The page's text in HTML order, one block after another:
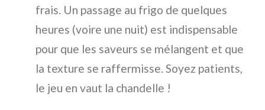
frais. Un passage au frigo de quelques
heures (voire une nuit) est indispensable
pour que les saveurs se mélangent et que
la texture se raffermisse. Soyez patients,
le jeu en vaut la chandelle !